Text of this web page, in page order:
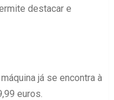
destacar e
já se encontra à
euros.